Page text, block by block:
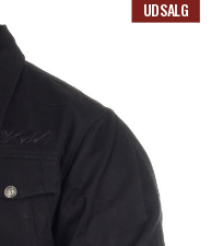
UDSALG